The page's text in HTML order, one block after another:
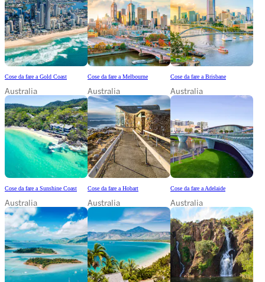
Cose da fare a Gold Coast
Australia
Cose da fare a Melbourne
Australia
Cose da fare a Brisbane
Australia
Cose da fare a Sunshine Coast
Australia
Cose da fare a Hobart
Australia
Cose da fare a Adelaide
Australia